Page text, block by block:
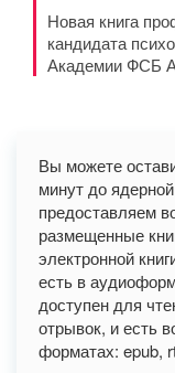
Новая книга
кандидата
Академии ФСБ
Вы можете
минут до
предоставляем
размещенные
электронной
есть в
доступен для
отрывок, и есть
форматах: epub,